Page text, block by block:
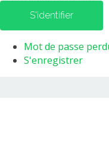
S'identifier
Mot de passe
S'enregistrer